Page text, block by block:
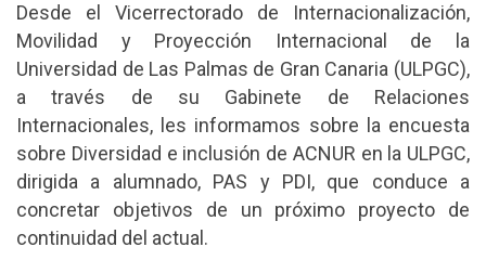
Desde el Vicerrectorado de Internacionalización,
Movilidad y Proyección Internacional de la
Universidad de Las Palmas de Gran Canaria (ULPGC),
a través de su Gabinete de Relaciones
Internacionales, les informamos sobre la encuesta
sobre Diversidad e inclusión de ACNUR en la ULPGC,
dirigida a alumnado, PAS y PDI, que conduce a
concretar objetivos de un próximo proyecto de
continuidad del actual.